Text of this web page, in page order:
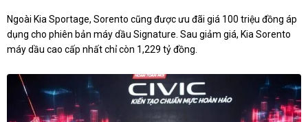
Ngoài Kia Sportage, Sorento cũng được ưu đãi giá 100 triệu đồng áp
dụng cho phiên bản máy dầu Signature. Sau giảm giá, Kia Sorento
máy dầu cao cấp nhất chỉ còn 1,229 tỷ đồng.